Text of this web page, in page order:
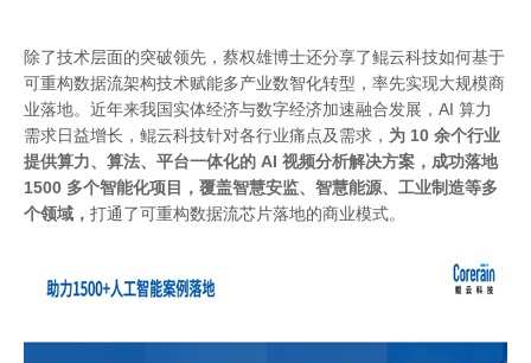
除了技术层面的突破领先，蔡权雄博士还分享了鲲云科技如何基于
可重构数据流架构技术赋能多产业数智化转型，率先实现大规模商
业落地。近年来我国实体经济与数字经济加速融合发展，AI 算力
需求日益增长，鲲云科技针对各行业痛点及需求， 为 10 余个行业
提供算力、算法、平台一体化的 AI 视频分析解决方案，成功落地
1500 多个智能化项目，覆盖智慧安监、智慧能源、工业制造等多
个领域， 打通了可重构数据流芯片落地的商业模式。